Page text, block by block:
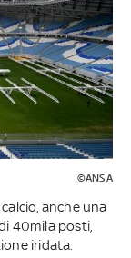
©ANSA
anche una
40mila posti,
iridata.